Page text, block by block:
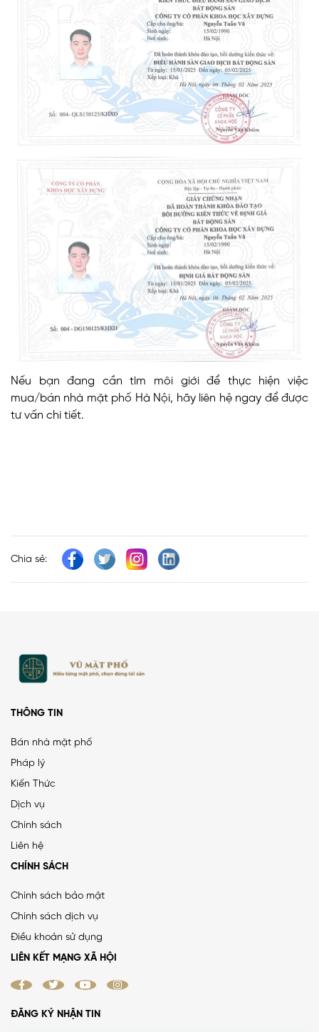
Nếu bạn đang cần tìm môi giới để thực hiện việc
mua/bán nhà mặt phố Hà Nội, hãy liên hệ ngay để được
tư vấn chi tiết.
Chia sẻ:
THÔNG TIN
Bán nhà mặt phố
Pháp lý
Kiến Thức
Dịch vụ
Chính sách
Liên hệ
CHÍNH SÁCH
Chính sách bảo mật
Chính sách dịch vụ
Điều khoản sử dụng
LIÊN KẾT MẠNG XÃ HỘI
ĐĂNG KÝ NHẬN TIN